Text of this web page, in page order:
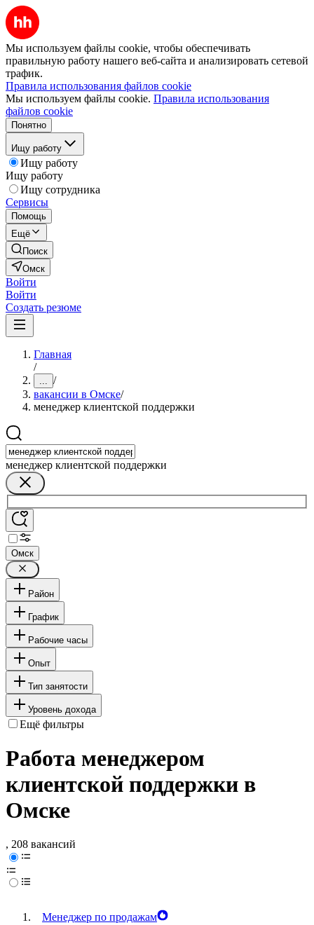
Мы используем файлы cookie, чтобы обеспечивать
правильную работу нашего веб-сайта и анализировать сетевой
трафик.
Правила использования файлов cookie
Мы используем файлы cookie. Правила использования
файлов cookie
Понятно
Ищу работу
Ищу работу
Ищу работу
Ищу сотрудника
Сервисы
Помощь
Ещё
Поиск
Омск
Войти
Войти
Создать резюме
Главная
/
... /
вакансии в Омске/
менеджер клиентской поддержки
менеджер клиентской поддержки
Омск
Район
График
Рабочие часы
Опыт
Тип занятости
Уровень дохода
Ещё фильтры
Работа менеджером
клиентской поддержки в
Омске
, 208 вакансий
Менеджер по продажам